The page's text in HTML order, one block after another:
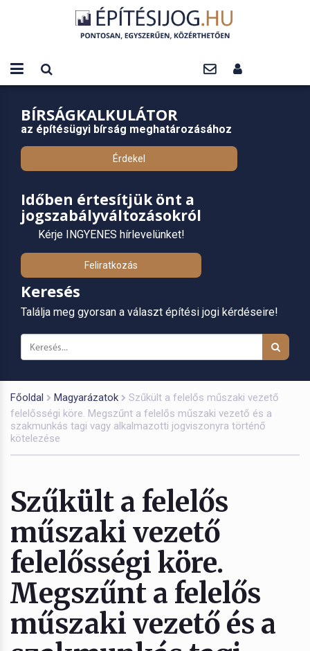
BÍRSÁGKALKULÁTOR
az építésügyi bírság meghatározásához
Érdekel
Időben értesítjük önt a
jogszabályváltozásokról
Kérje INGYENES hírlevelünket!
Feliratkozás
Keresés
Találja meg gyorsan a választ építési jogi kérdéseire!
Főoldal Magyarázatok
Szűkült a felelős műszaki vezető
felelősségi köre. Megszűnt a felelős műszaki vezető és a
szakmunkás tagi vagy alkalmazotti jogviszonyra történő
kötelezése
Szűkült a felelős
műszaki vezető
felelősségi köre.
Megszűnt a felelős
műszaki vezető és a